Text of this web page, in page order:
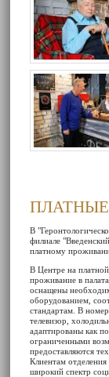
В
филиале
платному
В Центре на
проживание в
оснащены
оборудованием,
стандартам. В
телевизор,
адаптированы как
ограниченными
предоставляются
Клиентам отделения
широкий спектр